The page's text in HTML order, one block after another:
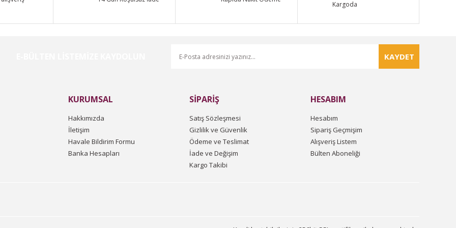
Kargoda
KAYDET
KURUMSAL
Hakkımızda
İletişim
Havale Bildirim Formu
Banka Hesapları
SİPARİŞ
Satış Sözleşmesi
Gizlilik ve Güvenlik
Ödeme ve Teslimat
İade ve Değişim
Kargo Takibi
HESABIM
Hesabım
Sipariş Geçmişim
Alışveriş Listem
Bülten Aboneliği